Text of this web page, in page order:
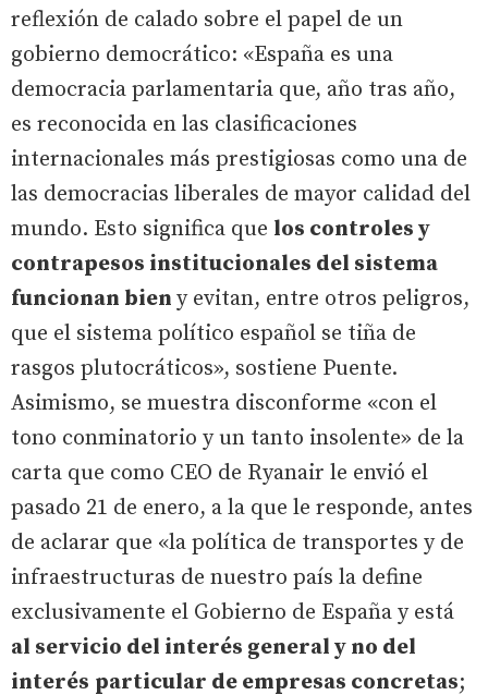
reflexión de calado sobre el papel de un
gobierno democrático: «España es una
democracia parlamentaria que, año tras año,
es reconocida en las clasificaciones
internacionales más prestigiosas como una de
las democracias liberales de mayor calidad del
mundo. Esto significa que los controles y
contrapesos institucionales del sistema
funcionan bien y evitan, entre otros peligros,
que el sistema político español se tiña de
rasgos plutocráticos», sostiene Puente.
Asimismo, se muestra disconforme «con el
tono conminatorio y un tanto insolente» de la
carta que como CEO de Ryanair le envió el
pasado 21 de enero, a la que le responde, antes
de aclarar que «la política de transportes y de
infraestructuras de nuestro país la define
exclusivamente el Gobierno de España y está
al servicio del interés general y no del
interés particular de empresas concretas;